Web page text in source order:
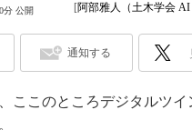
分 公開 [阿部雅人（土木学会
通知する
ここのところデジタルツ